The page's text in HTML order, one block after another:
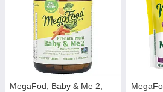
MegaFod, Baby & Me 2,